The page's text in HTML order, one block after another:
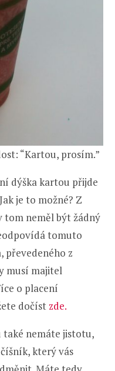
“Kartou, prosím.”
dýška kartou přijde
je to možné? Z
tom neměl být žádný
tomuto
převedeného z
musí majitel
o placení
dočíst zde.
nemáte jistotu,
který vás